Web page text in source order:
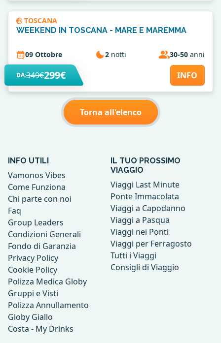
TOSCANA
WEEKEND IN TOSCANA - MARE E MAREMMA
09 Ottobre 2notti 30-50 anni
DA:349€299€ INFO
Torna all'elenco
INFO UTILI
Vamonos Vibes
Come Funziona
Chi parte con noi
Faq
Group Leaders
Condizioni Generali
Fondo di Garanzia
Privacy Policy
Cookie Policy
Polizza Medica Globy
Gruppi e Visti
Polizza Annullamento
Globy Giallo
Costa - My Drinks
IL TUO PROSSIMO
VIAGGIO
Viaggi Last Minute
Ponte Immacolata
Viaggi a Capodanno
Viaggi a Pasqua
Viaggi nei Ponti
Viaggi per Ferragosto
Tutti i Viaggi
Consigli di Viaggio